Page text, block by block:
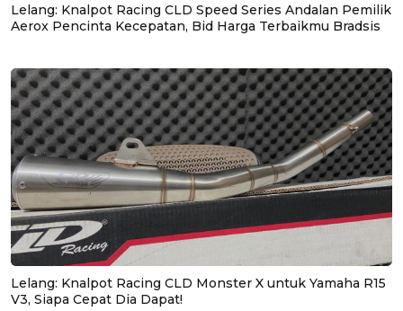
Lelang: Knalpot Racing CLD Speed Series Andalan Pemilik
Aerox Pencinta Kecepatan, Bid Harga Terbaikmu Bradsis
Lelang: Knalpot Racing CLD Monster X untuk Yamaha R15
V3, Siapa Cepat Dia Dapat!